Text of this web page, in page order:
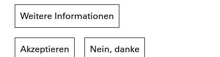
Förderer
Weitere Informationen
Akzeptieren Nein, danke